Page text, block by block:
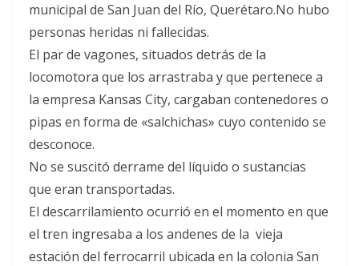
municipal de San Juan del Río, Querétaro.No hubo
personas heridas ni fallecidas.
El par de vagones, situados detrás de la
locomotora que los arrastraba y que pertenece a
la empresa Kansas City, cargaban contenedores o
pipas en forma de «salchichas» cuyo contenido se
desconoce.
No se suscitó derrame del líquido o sustancias
que eran transportadas.
El descarrilamiento ocurrió en el momento en que
el tren ingresaba a los andenes de la vieja
estación del ferrocarril ubicada en la colonia San